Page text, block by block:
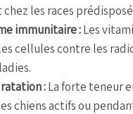
les races
immunitaire :Les
cellules contre les
:La forte teneur
chiens actifs ou